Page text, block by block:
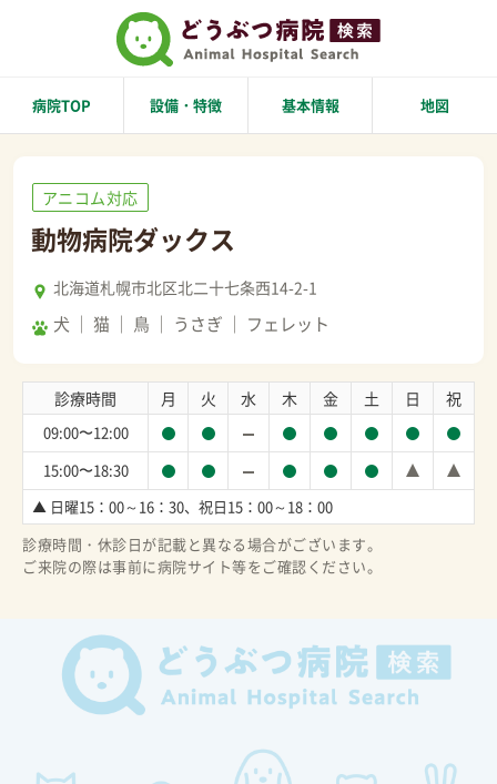
病院TOP 設備・特徴 基本情報 地図
アニコム対応
動物病院ダックス
北海道札幌市北区北二十七条西14-2-1
犬 猫 鳥 うさぎ フェレット
診療時間 月 火 水 木 金 土 日 祝
09:00〜12:00
15:00〜18:30
▲ 日曜15：00～16：30、祝日15：00～18：00
診療時間・休診日が記載と異なる場合がございます。
ご来院の際は事前に病院サイト等をご確認ください。